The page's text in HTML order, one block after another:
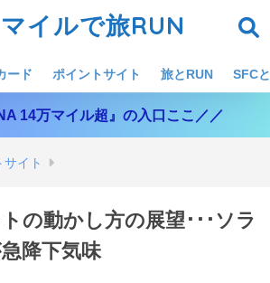
マイルで旅RUN
ード ポイントサイト 旅とRUN SFC
14万マイル超』の入口ここ／／
サイト
の動かし方の展望･･･ソラ
降下気味